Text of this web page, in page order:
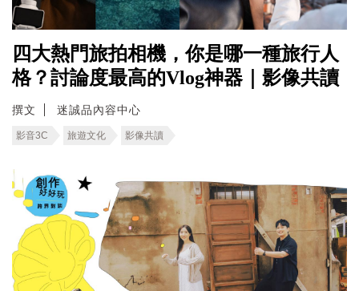
四大熱門旅拍相機，你是哪一種旅行人
格？討論度最高的Vlog神器｜影像共讀
撰文 迷誠品內容中心
影音3C 旅遊文化 影像共讀